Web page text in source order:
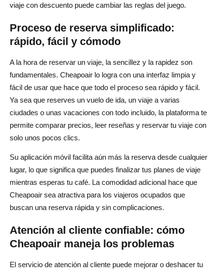
viaje con descuento puede cambiar las reglas del juego.
Proceso de reserva simplificado:
rápido, fácil y cómodo
A la hora de reservar un viaje, la sencillez y la rapidez son
fundamentales. Cheapoair lo logra con una interfaz limpia y
fácil de usar que hace que todo el proceso sea rápido y fácil.
Ya sea que reserves un vuelo de ida, un viaje a varias
ciudades o unas vacaciones con todo incluido, la plataforma te
permite comparar precios, leer reseñas y reservar tu viaje con
solo unos pocos clics.
Su aplicación móvil facilita aún más la reserva desde cualquier
lugar, lo que significa que puedes finalizar tus planes de viaje
mientras esperas tu café. La comodidad adicional hace que
Cheapoair sea atractiva para los viajeros ocupados que
buscan una reserva rápida y sin complicaciones.
Atención al cliente confiable: cómo
Cheapoair maneja los problemas
El servicio de atención al cliente puede mejorar o deshacer tu